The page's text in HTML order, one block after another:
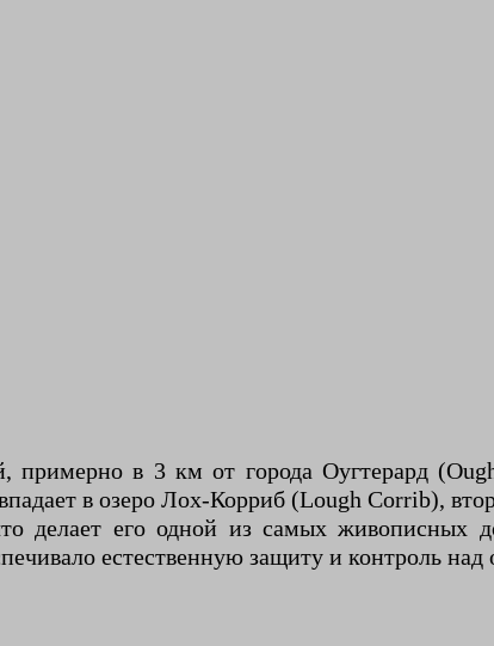
в 3 км от города Оугтерард
в озеро Лох-Корриб (Lough Corrib),
его одной из самых живописных
естественную защиту и контроль